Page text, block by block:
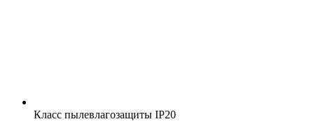
Класс пылевлагозащиты IP20